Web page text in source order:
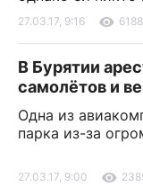
27.03.17, 9:16 6188
В Бурятии
самолётов и
Одна из
парка из-за
27.03.17, 9:00